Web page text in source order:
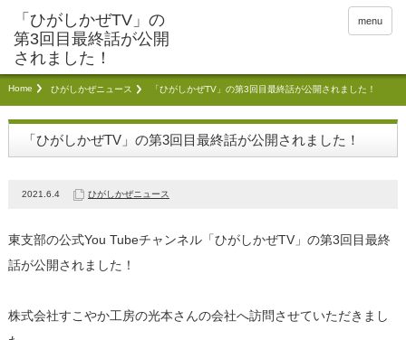
menu
Home ひがしかぜニュース 「ひがしかぜTV」の第3回目最終話が公開されました！
「ひがしかぜTV」の第3回目最終話が公開されました！
2021.6.4 ひがしかぜニュース
東支部の公式You Tubeチャンネル「ひがしかぜTV」の第3回目最終
話が公開されました！
株式会社すこやか工房の光本さんの会社へ訪問させていただきまし